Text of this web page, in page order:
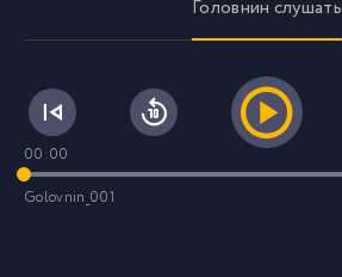
Головнин слушать
00:00
Golovnin_001